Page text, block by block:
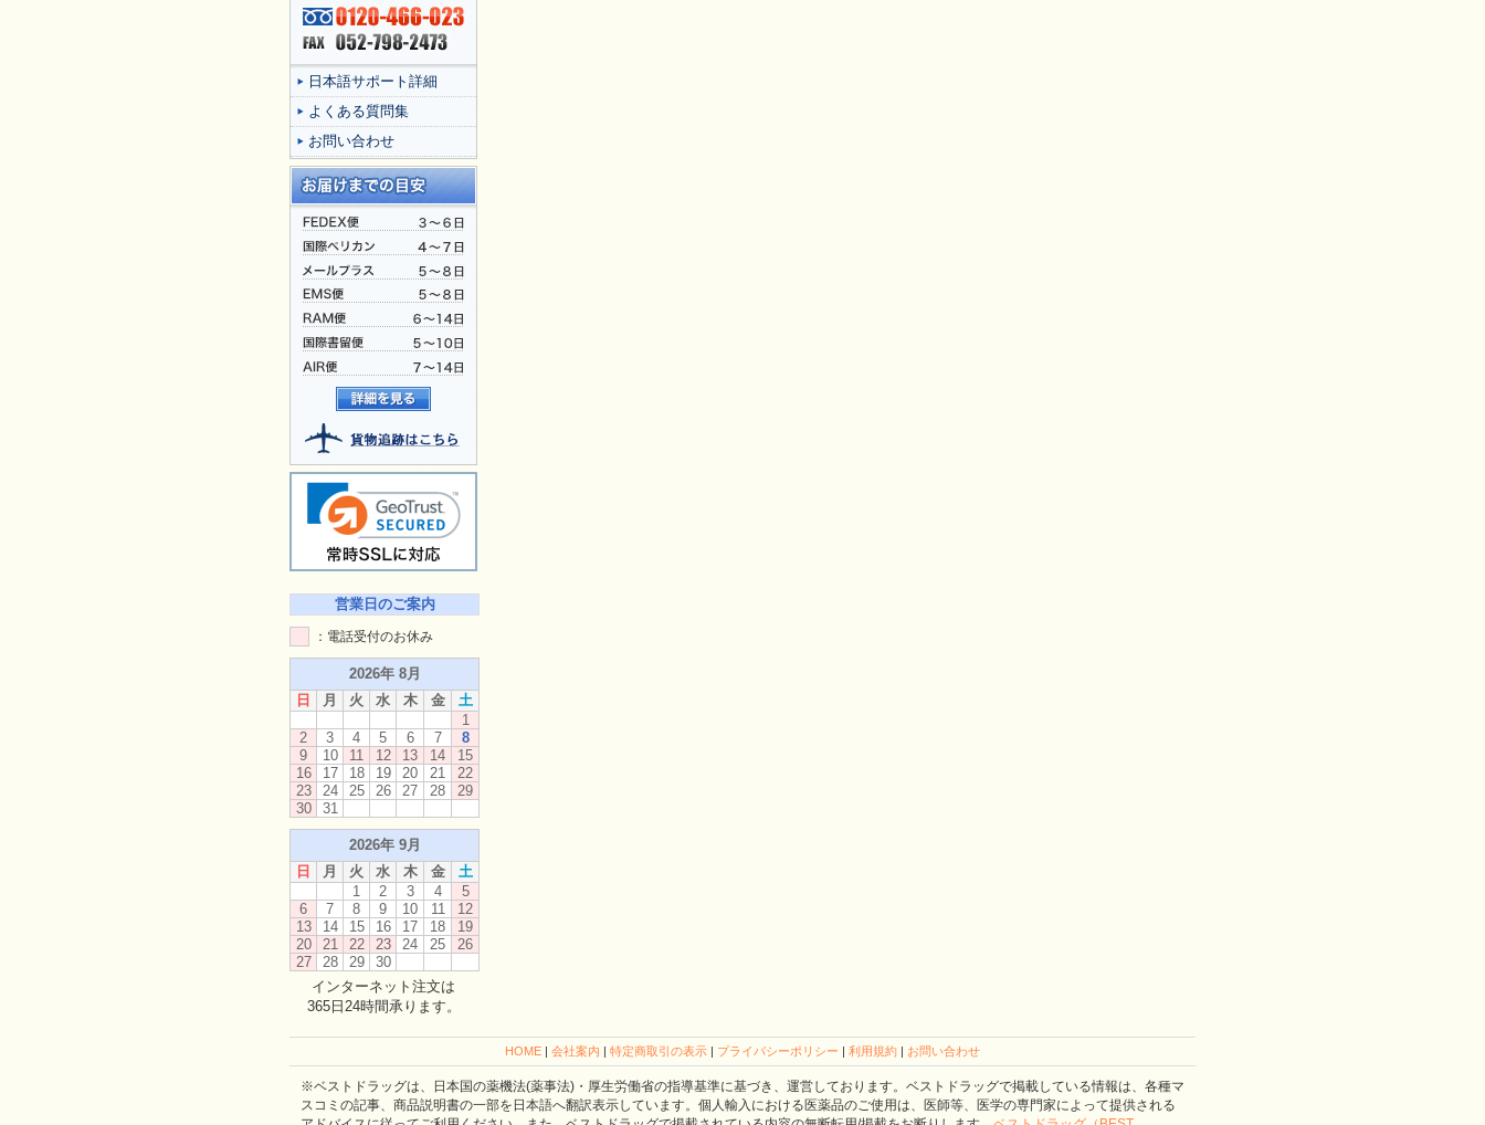
日本語サポート詳細
よくある質問集
お問い合わせ
営業日のご案内
：電話受付のお休み
2026年 8月
日
月 火 水 木 金
土
1
2
3 4 5 6 7
8
9
10 11 12 13 14
15
16
17 18 19 20 21
22
23
24 25 26 27 28
29
30
31
2026年 9月
日
月 火 水 木 金
土
1
2 3 4
5
6
7 8 9 10 11
12
13
14 15 16 17 18
19
20
21 22 23 24 25
26
27
28 29
30
インターネット注文は
365日24時間承ります。
HOME | 会社案内 | 特定商取引の表示 | プライバシーポリシー | 利用規約 | お問い合わせ
※ベストドラッグは、日本国の薬機法(薬事法)・厚生労働省の指導基準に基づき、運営しております。ベストドラッグで掲載している情報は、各種マ
スコミの記事、商品説明書の一部を日本語へ翻訳表示しています。個人輸入における医薬品のご使用は、医師等、医学の専門家によって提供される